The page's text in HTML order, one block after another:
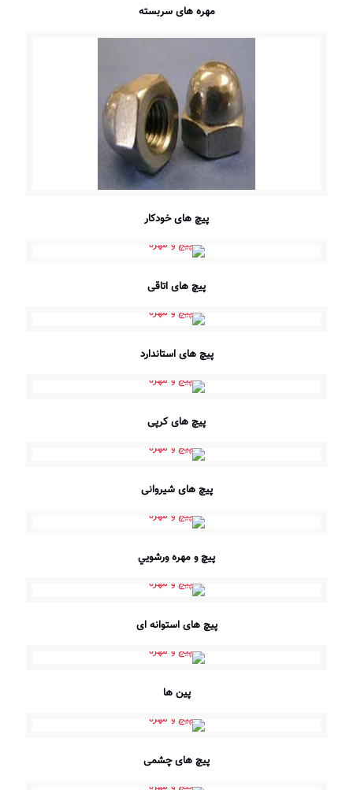
مهره های سربسته
پیچ های خودکار
پیچ های اتاقی
پیچ های استاندارد
پیچ های کرپی
پیچ های شیروانی
پيچ و مهره ورشويي
پیچ های استوانه ای
پین ها
پیچ های چشمی